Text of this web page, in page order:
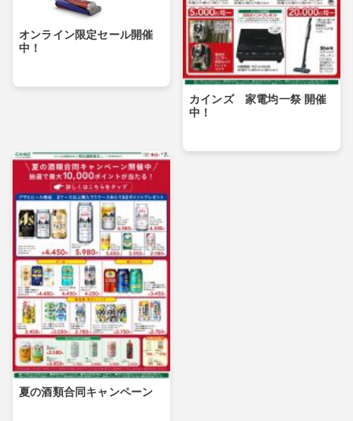
オンライン限定セール開催
中！
カインズ 家電均一祭 開催
中！
夏の酒類合同キャンペーン